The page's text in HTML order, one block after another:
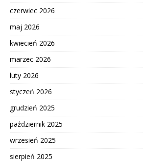
czerwiec 2026
maj 2026
kwiecień 2026
marzec 2026
luty 2026
styczeń 2026
grudzień 2025
październik 2025
wrzesień 2025
sierpień 2025